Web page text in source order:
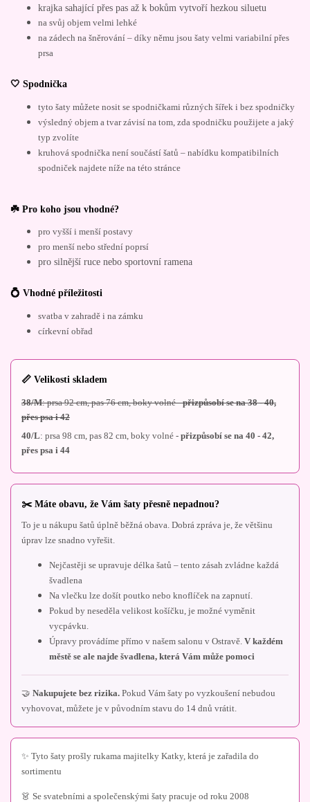
krajka sahající přes pas až k bokům vytvoří hezkou siluetu
na svůj objem velmi lehké
na zádech na šněrování – díky němu jsou šaty velmi variabilní přes
prsa
🤍 Spodnička
tyto šaty můžete nosit se spodničkami různých šířek i bez spodničky
výsledný objem a tvar závisí na tom, zda spodničku použijete a jaký
typ zvolíte
kruhová spodnička není součástí šatů – nabídku kompatibilních
spodniček najdete níže na této stránce
☘️ Pro koho jsou vhodné?
pro vyšší i menší postavy
pro menší nebo střední poprsí
pro silnější ruce nebo sportovní ramena
💍 Vhodné příležitosti
svatba v zahradě i na zámku
církevní obřad
📏 Velikosti skladem
38/M: prsa 92 cm, pas 76 cm, boky volné -přizpůsobí se na 38 - 40,
přes psa i 42
40/L: prsa 98 cm, pas 82 cm, boky volné - přizpůsobí se na 40 - 42,
přes psa i 44
✂️ Máte obavu, že Vám šaty přesně nepadnou?
To je u nákupu šatů úplně běžná obava. Dobrá zpráva je, že většinu
úprav lze snadno vyřešit.
Nejčastěji se upravuje délka šatů – tento zásah zvládne každá
švadlena
Na vlečku lze došít poutko nebo knoflíček na zapnutí.
Pokud by neseděla velikost košíčku, je možné vyměnit
vycpávku.
Úpravy provádíme přímo v našem salonu v Ostravě. V každém
městě se ale najde švadlena, která Vám může pomoci
🤝 Nakupujete bez rizika. Pokud Vám šaty po vyzkoušení nebudou
vyhovovat, můžete je v původním stavu do 14 dnů vrátit.
✨ Tyto šaty prošly rukama majitelky Katky, která je zařadila do
sortimentu
👗 Se svatebními a společenskými šaty pracuje od roku 2008